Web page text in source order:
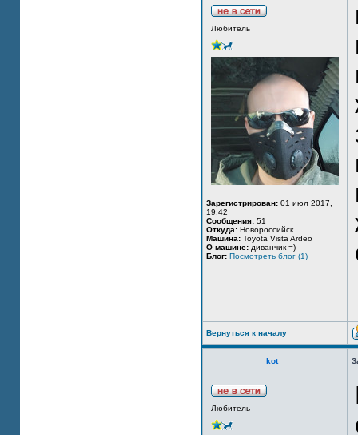
Любитель
Зарегистрирован: 01 июл 2017,
19:42
Сообщения: 51
Откуда: Новороссийск
Машина: Toyota Vista Ardeo
О машине: диванчик =)
Блог: Посмотреть блог (1)
Вернуться к началу
kot_
Любитель